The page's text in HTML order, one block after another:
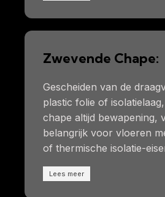
Zwevende Chape:
Gescheiden van de
plastic folie of
chape altijd bewapening,
belangrijk voor vloeren
of thermische isolatie-
Lees meer